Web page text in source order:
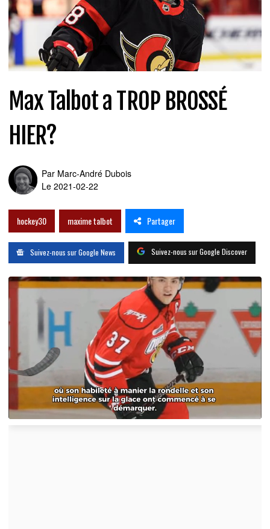
Max Talbot a TROP BROSSÉ
HIER?
Par Marc-André Dubois
Le 2021-02-22
hockey30 maxime talbot Partager
Suivez-nous sur Google News Suivez-nous sur Google Discover